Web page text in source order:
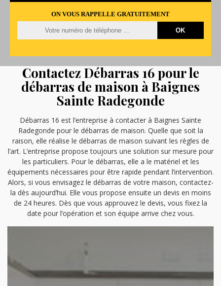
ON VOUS RAPPELLE GRATUITEMENT
Contactez Débarras 16 pour le
débarras de maison à Baignes
Sainte Radegonde
Débarras 16 est l’entreprise à contacter à Baignes Sainte
Radegonde pour le débarras de maison. Quelle que soit la
raison, elle réalise le débarras de maison suivant les règles de
l’art. L’entreprise propose toujours une solution sur mesure pour
les particuliers. Pour le débarras, elle a le matériel et les
équipements nécessaires pour être rapide pendant l’intervention.
Alors, si vous envisagez le débarras de votre maison, contactez-
la dès aujourd’hui. Elle vous propose ensuite un devis en moins
de 24 heures. Dès que vous approuvez le devis, vous fixez la
date pour l’opération et son équipe arrive chez vous.